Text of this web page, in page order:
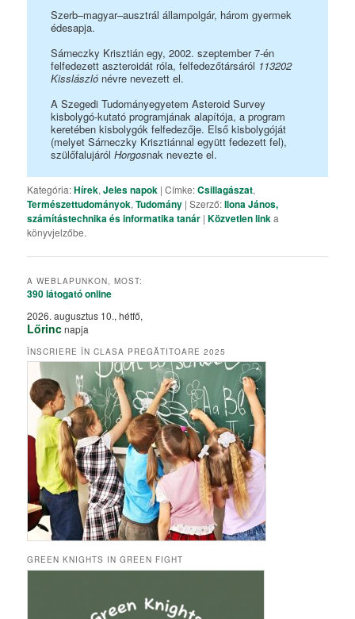
Szerb–magyar–ausztrál állampolgár, három gyermek
édesapja.
Sárneczky Krisztián egy, 2002. szeptember 7-én
felfedezett aszteroidát róla, felfedezőtársáról 113202
Kisslászló névre nevezett el.
A Szegedi Tudományegyetem Asteroid Survey
kisbolygó-kutató programjának alapítója, a program
keretében kisbolygók felfedezője. Első kisbolygóját
(melyet Sárneczky Krisztiánnal együtt fedezett fel),
szülőfalujárólHorgosnak nevezte el.
Kategória:Hírek,Jeles napok | Címke:Csillagászat,
Természettudományok,Tudomány | Szerző:Ilona János,
számítástechnika és informatika tanár |Közvetlen linka
könyvjelzőbe.
A WEBLAPUNKON, MOST:
390 látogatóonline
2026. augusztus 10., hétfő,
Lőrincnapja
ÎNSCRIERE ÎN CLASA PREGĂTITOARE 2025
GREEN KNIGHTS IN GREEN FIGHT